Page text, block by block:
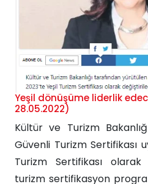
Yeşil dönüşüme liderlik
28.05.2022)
Kültür ve Turizm
Güvenli Turizm Sertifikası
Turizm Sertifikası
turizm sertifikasyon